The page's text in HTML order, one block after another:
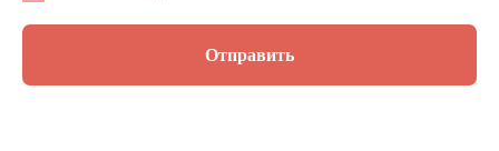
Отправить